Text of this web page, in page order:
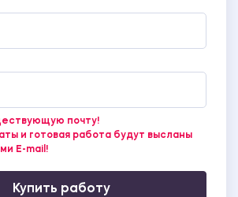
почту!
и готовая работа будут высланы
E-mail!
Купить работу